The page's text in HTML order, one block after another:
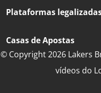
Plataformas
Casas de Apostas
© Copyright 2026 Lakers
vídeos do